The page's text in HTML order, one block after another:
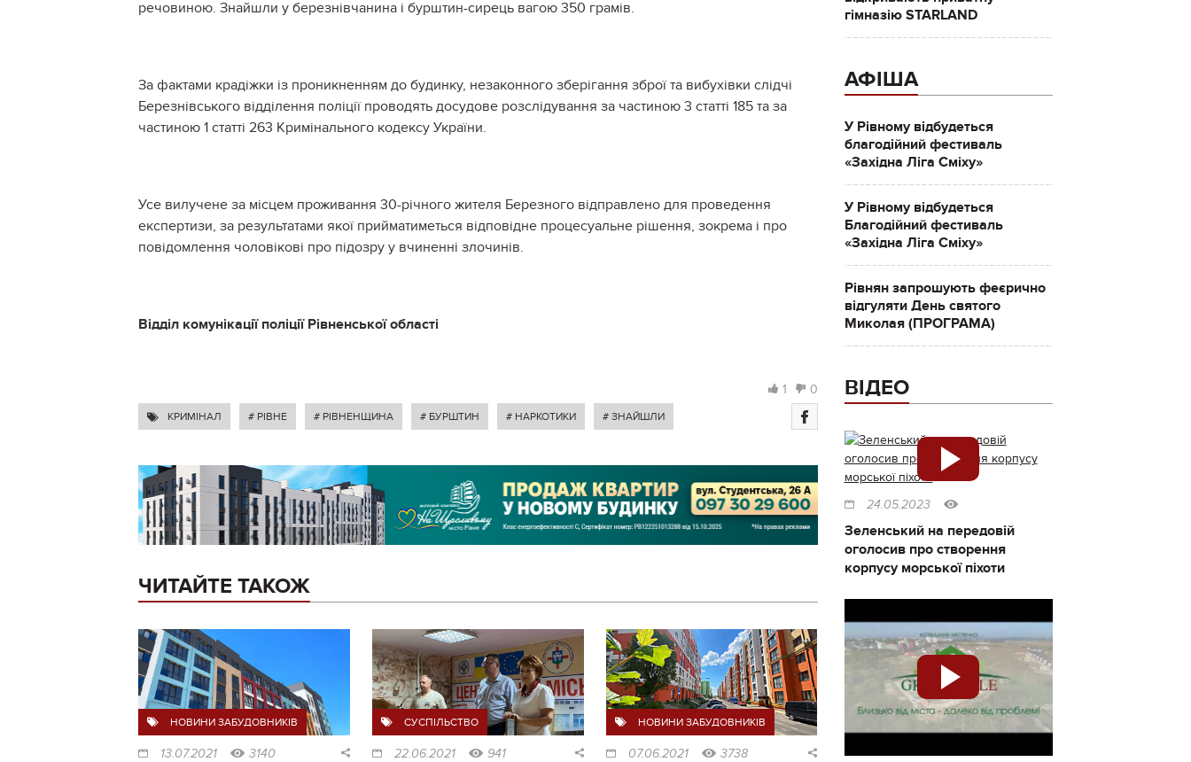
речовиною. Знайшли у березнівчанина і бурштин-сирець вагою 350 грамів.
За фактами крадіжки із проникненням до будинку, незаконного зберігання зброї та вибухівки слідчі
Березнівського відділення поліції проводять досудове розслідування за частиною 3 статті 185 та за
частиною 1 статті 263 Кримінального кодексу України.
Усе вилучене за місцем проживання 30-річного жителя Березного відправлено для проведення
експертизи, за результатами якої прийматиметься відповідне процесуальне рішення, зокрема і про
повідомлення чоловікові про підозру у вчиненні злочинів.
Відділ комунікації поліції Рівненської області
1 0
КРИМІНАЛ # РІВНЕ # РІВНЕНЩИНА # БУРШТИН # НАРКОТИКИ # ЗНАЙШЛИ
ЧИТАЙТЕ ТАКОЖ
НОВИНИ ЗАБУДОВНИКІВ
13.07.2021 3140
СУСПІЛЬСТВО
22.06.2021 941
НОВИНИ ЗАБУДОВНИКІВ
07.06.2021 3738
гімназію STARLAND
АФІША
У Рівному відбудеться
благодійний фестиваль
«Західна Ліга Сміху»
У Рівному відбудеться
Благодійний фестиваль
«Західна Ліга Сміху»
Рівнян запрошують феєрично
відгуляти День святого
Миколая (ПРОГРАМА)
ВІДЕО
24.05.2023
Зеленський на передовій
оголосив про створення
корпусу морської піхоти